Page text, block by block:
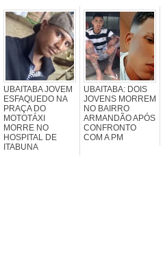
UBAITABA JOVEM
ESFAQUEDO NA
PRAÇA DO
MOTOTÁXI
MORRE NO
HOSPITAL DE
ITABUNA
UBAITABA: DOIS
JOVENS MORREM
NO BAIRRO
ARMANDÃO APÓS
CONFRONTO
COM A PM